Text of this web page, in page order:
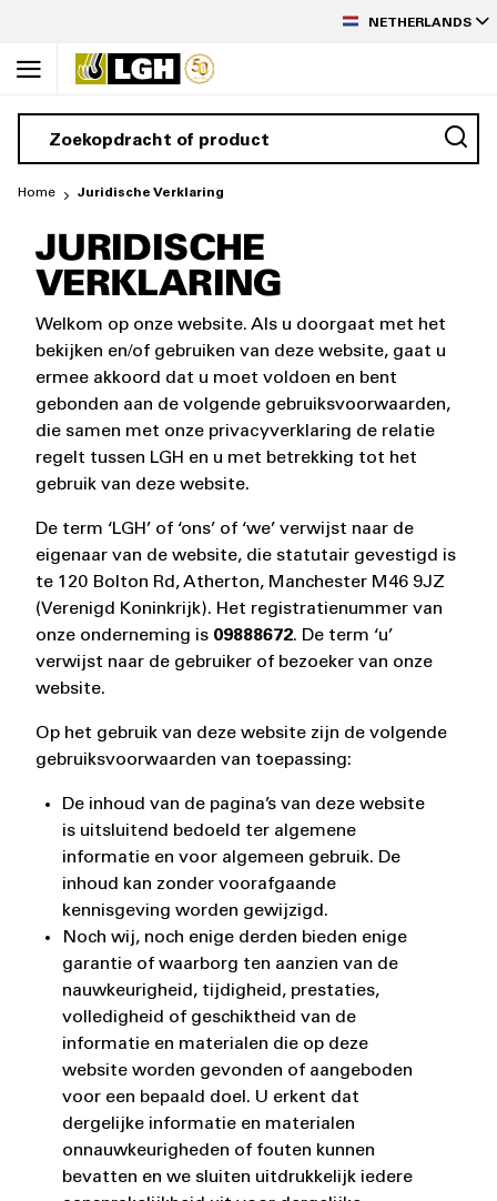
NETHERLANDS
Home Juridische Verklaring
JURIDISCHE
VERKLARING
Welkom op onze website. Als u doorgaat met het
bekijken en/of gebruiken van deze website, gaat u
ermee akkoord dat u moet voldoen en bent
gebonden aan de volgende gebruiksvoorwaarden,
die samen met onze privacyverklaring de relatie
regelt tussen LGH en u met betrekking tot het
gebruik van deze website.
De term ‘LGH’ of ‘ons’ of ‘we’ verwijst naar de
eigenaar van de website, die statutair gevestigd is
te 120 Bolton Rd, Atherton, Manchester M46 9JZ
(Verenigd Koninkrijk). Het registratienummer van
onze onderneming is 09888672. De term ‘u’
verwijst naar de gebruiker of bezoeker van onze
website.
Op het gebruik van deze website zijn de volgende
gebruiksvoorwaarden van toepassing:
De inhoud van de pagina’s van deze website
is uitsluitend bedoeld ter algemene
informatie en voor algemeen gebruik. De
inhoud kan zonder voorafgaande
kennisgeving worden gewijzigd.
Noch wij, noch enige derden bieden enige
garantie of waarborg ten aanzien van de
nauwkeurigheid, tijdigheid, prestaties,
volledigheid of geschiktheid van de
informatie en materialen die op deze
website worden gevonden of aangeboden
voor een bepaald doel. U erkent dat
dergelijke informatie en materialen
onnauwkeurigheden of fouten kunnen
bevatten en we sluiten uitdrukkelijk iedere